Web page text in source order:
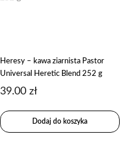
Heresy – kawa ziarnista Pastor
Universal Heretic Blend 252 g
39.00zł
Dodaj do koszyka